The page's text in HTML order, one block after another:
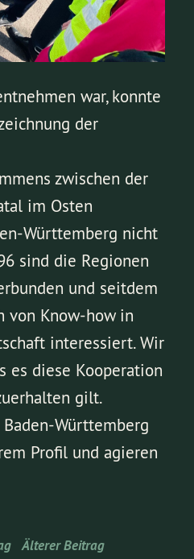
war, konnte
der
zwischen der
im Osten
Württemberg nicht
sind die Regionen
und seitdem
von Know-how in
interessiert. Wir
es diese Kooperation
gilt.
Württemberg
Profil und agieren
Älterer Beitrag